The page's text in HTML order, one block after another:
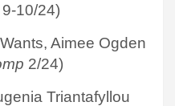
10/24)
Aimee Ogden
2/24)
Triantafyllou